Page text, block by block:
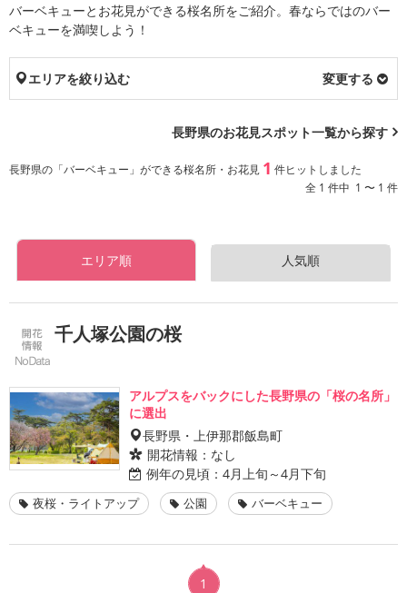
バーベキューとお花見ができる桜名所をご紹介。春ならではのバー
ベキューを満喫しよう！
エリアを絞り込む 変更する
長野県のお花見スポット一覧から探す
長野県の「バーベキュー」ができる桜名所・お花見 1 件ヒットしました
全 1 件中 1 〜 1 件
エリア順 人気順
千人塚公園の桜
アルプスをバックにした長野県の「桜の名所」
に選出
長野県・上伊那郡飯島町
開花情報： なし
例年の見頃： 4月上旬～4月下旬
夜桜・ライトアップ 公園 バーベキュー
1